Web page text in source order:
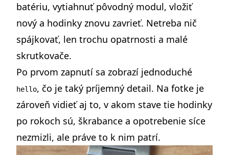
batériu, vytiahnuť pôvodný modul, vložiť
nový a hodinky znovu zavrieť. Netreba nič
spájkovať, len trochu opatrnosti a malé
skrutkovače.
Po prvom zapnutí sa zobrazí jednoduché
hello, čo je taký príjemný detail. Na fotke je
zároveň vidieť aj to, v akom stave tie hodinky
po rokoch sú, škrabance a opotrebenie síce
nezmizli, ale práve to k nim patrí.